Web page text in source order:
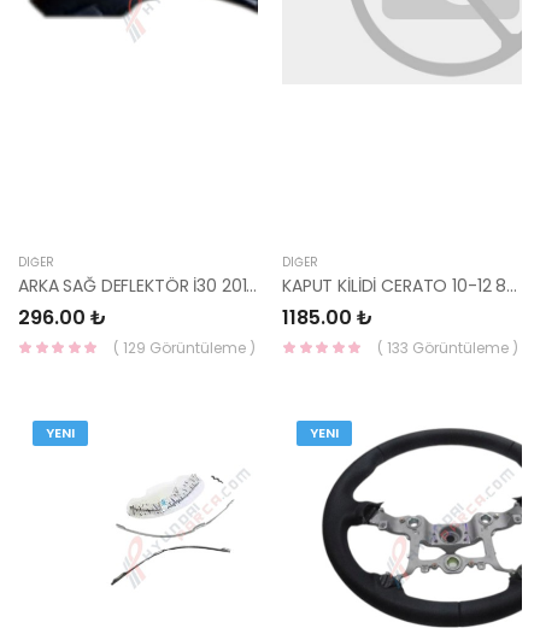
DIĞER
ARKA SAĞ DEFLEKTÖR İ30 2012-2016 86862-A5000 HMC
296.00 ₺
( 129 Görüntüleme )
DIĞER
KAPUT KİLİDİ CERATO 10-12 81130-1M000 HMC
1185.00 ₺
( 133 Görüntüleme )
YENI YENI